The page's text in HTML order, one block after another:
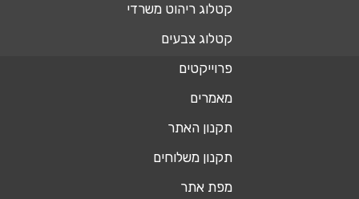
קטלוג ריהוט משרדי
קטלוג צבעים
פרוייקטים
מאמרים
תקנון האתר
תקנון משלוחים
מפת אתר